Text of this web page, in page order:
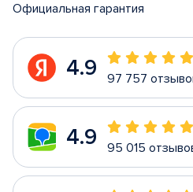
Официальная гарантия
4.9 97 757
4.9 95 015